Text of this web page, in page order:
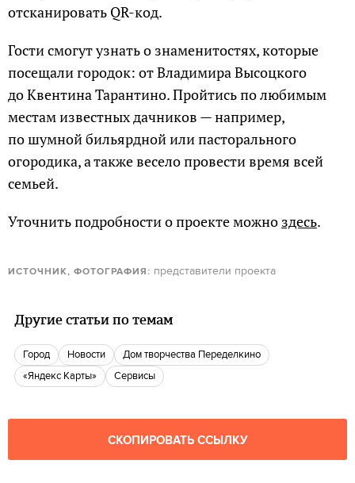
отсканировать QR-код.
Гости смогут узнать о знаменитостях, которые
посещали городок: от Владимира Высоцкого
до Квентина Тарантино. Пройтись по любимым
местам известных дачников — например,
по шумной бильярдной или пасторального
огородика, а также весело провести время всей
семьей.
Уточнить подробности о проекте можно здесь.
ИСТОЧНИК, ФОТОГРАФИЯ: представители проекта
Другие статьи по темам
город новости
Дом творчества Переделкино
«Яндекс Карты»
Сервисы
СКОПИРОВАТЬ ССЫЛКУ